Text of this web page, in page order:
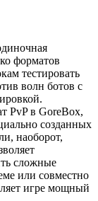
форматов
тестировать
волн ботов с
PvP в GoreBox,
созданных
наоборот,
сложные
или совместно
игре мощный